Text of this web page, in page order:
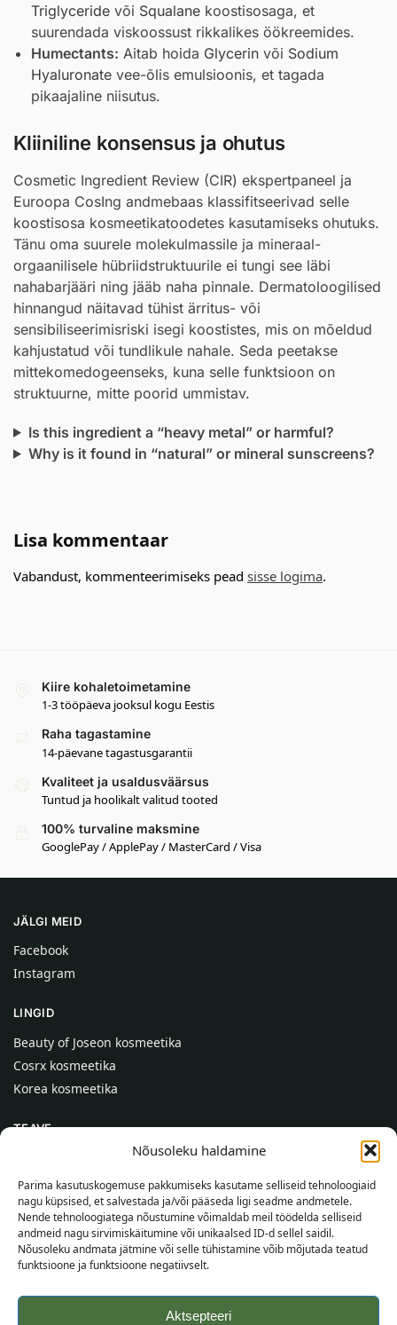
Nõusoleku haldamine
Parima kasutuskogemuse pakkumiseks kasutame selliseid tehnoloogiaid
nagu küpsised, et salvestada ja/või pääseda ligi seadme andmetele.
Nende tehnoloogiatega nõustumine võimaldab meil töödelda selliseid
andmeid nagu sirvimiskäitumine või unikaalsed ID-d sellel saidil.
Nõusoleku andmata jätmine või selle tühistamine võib mõjutada teatud
funktsioone ja funktsioone negatiivselt.
Aktsepteeri
Triglyceride või Squalane koostisosaga, et
suurendada viskoossust rikkalikes öökreemides.
Humectants: Aitab hoida Glycerin või Sodium
Hyaluronate vee-õlis emulsioonis, et tagada
pikaajaline niisutus.
Kliiniline konsensus ja ohutus
Cosmetic Ingredient Review (CIR) ekspertpaneel ja
Euroopa CosIng andmebaas klassifitseerivad selle
koostisosa kosmeetikatoodetes kasutamiseks ohutuks.
Tänu oma suurele molekulmassile ja mineraal-
orgaanilisele hübriidstruktuurile ei tungi see läbi
nahabarjääri ning jääb naha pinnale. Dermatoloogilised
hinnangud näitavad tühist ärritus- või
sensibiliseerimisriski isegi koostistes, mis on mõeldud
kahjustatud või tundlikule nahale. Seda peetakse
mittekomedogeenseks, kuna selle funktsioon on
struktuurne, mitte poorid ummistav.
Is this ingredient a “heavy metal” or harmful?
Why is it found in “natural” or mineral sunscreens?
Lisa kommentaar
Vabandust, kommenteerimiseks pead sisse logima.
Kiire kohaletoimetamine
1-3 tööpäeva jooksul kogu Eestis
Raha tagastamine
14-päevane tagastusgarantii
Kvaliteet ja usaldusväärsus
Tuntud ja hoolikalt valitud tooted
100% turvaline maksmine
GooglePay / ApplePay / MasterCard / Visa
JÄLGI MEID
Facebook
Instagram
LINGID
Beauty of Joseon kosmeetika
Cosrx kosmeetika
Korea kosmeetika
TEAVE
Kontaktid
Abi
TEAVE OSTJALE
Tarnetingimused
Tingimused